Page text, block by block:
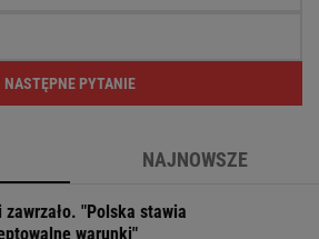
NASTĘPNE PYTANIE
NAJNOWSZE
zawrzało. "Polska stawia
warunki"